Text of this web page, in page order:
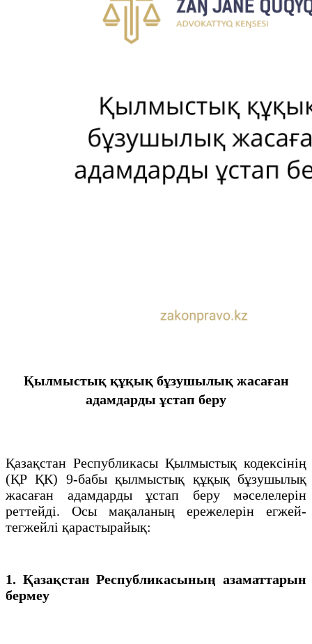
Қылмыстық құқық бұзушылық жасаған
адамдарды ұстап беру
Қазақстан Республикасы Қылмыстық кодексінің
(ҚР ҚК) 9-бабы қылмыстық құқық бұзушылық
жасаған адамдарды ұстап беру мәселелерін
реттейді. Осы мақаланың ережелерін егжей-
тегжейлі қарастырайық:
1. Қазақстан Республикасының азаматтарын
бермеу